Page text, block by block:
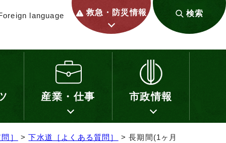
language 救急・防災情報 検索
産業・仕事 市政情報
］ >下水道［よくある質問］ > 長期間(1ヶ月